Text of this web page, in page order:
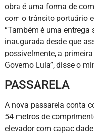
obra é uma forma de
com o trânsito portuário
“Também é uma
inaugurada desde que
possivelmente, a
Governo Lula”, disse o
PASSARELA
A nova passarela conta
54 metros de
elevador com